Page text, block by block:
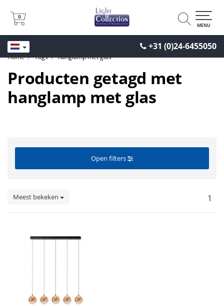
+31 (0)24-6455050
0
0
MENU
Home Tags hanglamp met glas
Producten getagd met
hanglamp met glas
Open filters
Meest bekeken 1